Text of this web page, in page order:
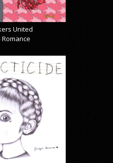
United
Romance